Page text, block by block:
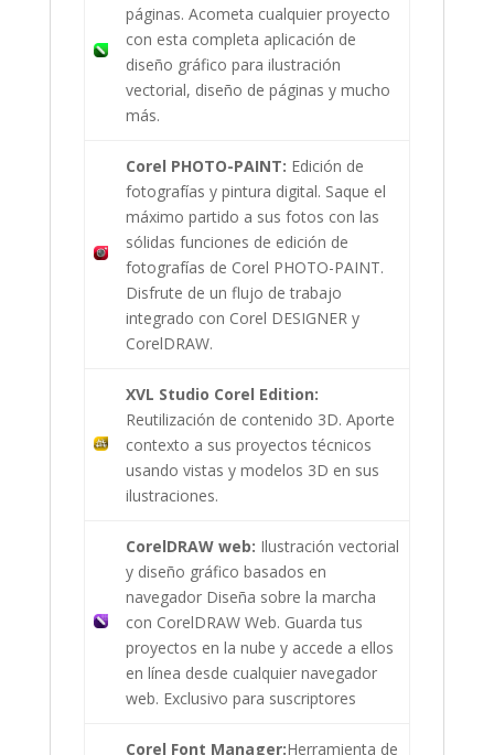
páginas. Acometa cualquier proyecto
con esta completa aplicación de
diseño gráfico para ilustración
vectorial, diseño de páginas y mucho
más.
Corel PHOTO-PAINT: Edición de
fotografías y pintura digital. Saque el
máximo partido a sus fotos con las
sólidas funciones de edición de
fotografías de Corel PHOTO-PAINT.
Disfrute de un flujo de trabajo
integrado con Corel DESIGNER y
CorelDRAW.
XVL Studio Corel Edition:
Reutilización de contenido 3D. Aporte
contexto a sus proyectos técnicos
usando vistas y modelos 3D en sus
ilustraciones.
CorelDRAW web: Ilustración vectorial
y diseño gráfico basados en
navegador Diseña sobre la marcha
con CorelDRAW Web. Guarda tus
proyectos en la nube y accede a ellos
en línea desde cualquier navegador
web. Exclusivo para suscriptores
Corel Font Manager:Herramienta de